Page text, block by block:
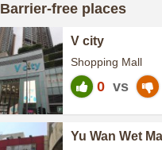
Barrier-free places
V city
Shopping Mall
0 vs
Yu Wan Wet